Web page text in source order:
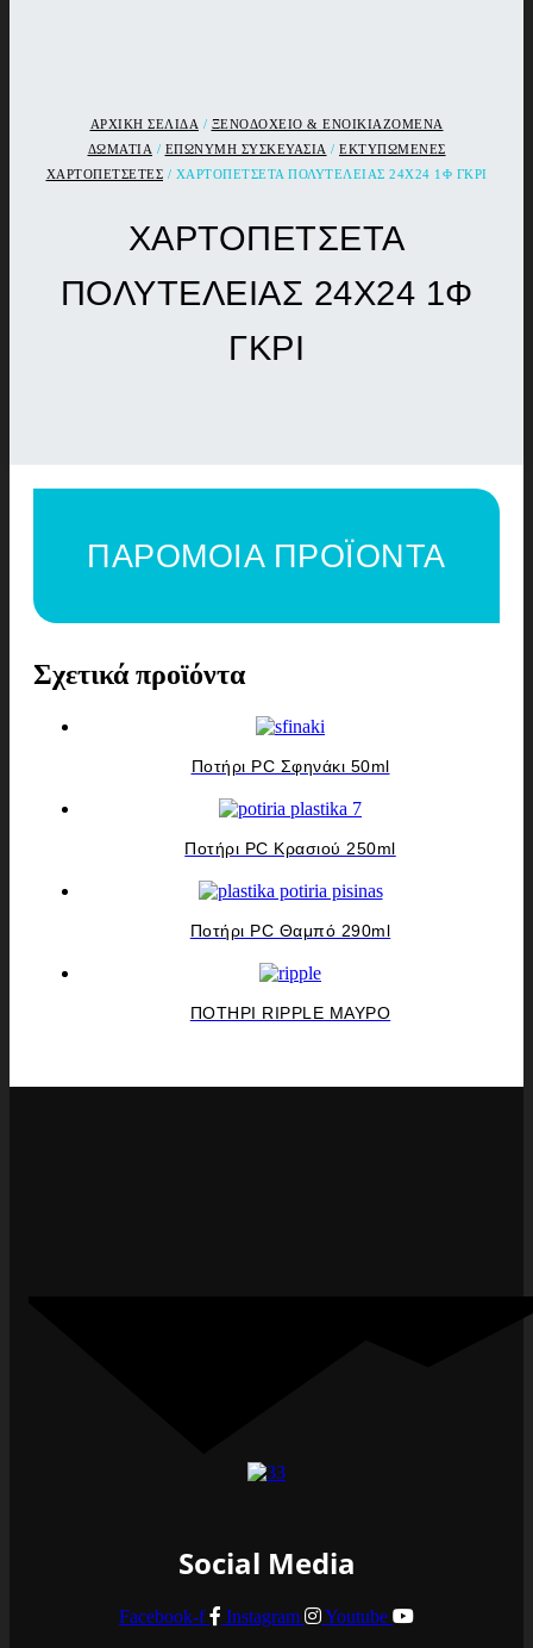
ΑΡΧΙΚΉ ΣΕΛΊΔΑ / ΞΕΝΟΔΟΧΕΙΟ & ΕΝΟΙΚΙΑΖΟΜΕΝΑ
ΔΩΜΑΤΙΑ / ΕΠΩΝΥΜΗ ΣΥΣΚΕΥΑΣΙΑ / ΕΚΤΥΠΩΜΕΝΕΣ
ΧΑΡΤΟΠΕΤΣΕΤΕΣ / ΧΑΡΤΟΠΕΤΣΕΤΑ ΠΟΛΥΤΕΛΕΙΑΣ 24Χ24 1Φ ΓΚΡΙ
ΧΑΡΤΟΠΕΤΣΕΤΑ
ΠΟΛΥΤΕΛΕΙΑΣ 24Χ24 1Φ
ΓΚΡΙ
ΠΑΡΟΜΟΙΑ ΠΡΟΪΟΝΤΑ
Σχετικά προϊόντα
Ποτήρι PC Σφηνάκι 50ml
Ποτήρι PC Kρασιού 250ml
Ποτήρι PC Θαμπό 290ml
ΠΟΤΗΡΙ RIPPLE ΜΑΥΡΟ
Social Media
Facebook-f Instagram Youtube